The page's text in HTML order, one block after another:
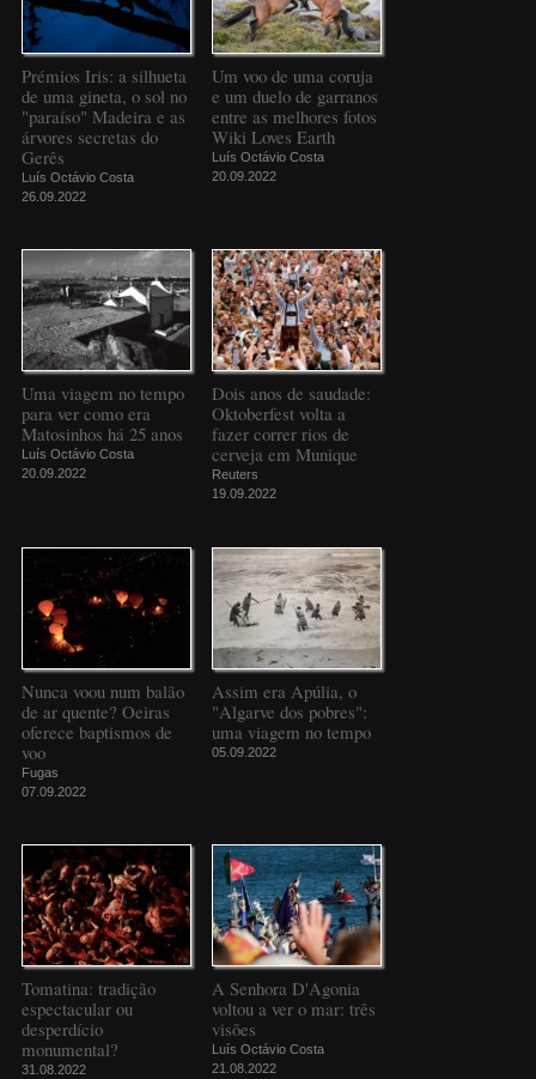
Prémios Iris: a silhueta
de uma gineta, o sol no
"paraíso" Madeira e as
árvores secretas do
Gerês
Luís Octávio Costa
26.09.2022
Um voo de uma coruja
e um duelo de garranos
entre as melhores fotos
Wiki Loves Earth
Luís Octávio Costa
20.09.2022
Uma viagem no tempo
para ver como era
Matosinhos há 25 anos
Luís Octávio Costa
20.09.2022
Dois anos de saudade:
Oktoberfest volta a
fazer correr rios de
cerveja em Munique
Reuters
19.09.2022
Nunca voou num balão
de ar quente? Oeiras
oferece baptismos de
voo
Fugas
07.09.2022
Assim era Apúlia, o
"Algarve dos pobres":
uma viagem no tempo
05.09.2022
Tomatina: tradição
espectacular ou
desperdício
monumental?
31.08.2022
A Senhora D'Agonia
voltou a ver o mar: três
visões
Luís Octávio Costa
21.08.2022